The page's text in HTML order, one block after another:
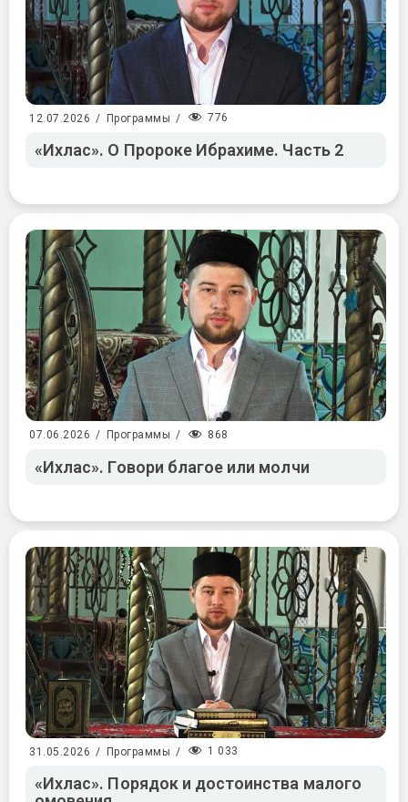
12.07.2026 / Программы / 776
«Ихлас». О Пророке Ибрахиме. Часть 2
07.06.2026 / Программы / 868
«Ихлас». Говори благое или молчи
31.05.2026 / Программы / 1 033
«Ихлас». Порядок и достоинства малого